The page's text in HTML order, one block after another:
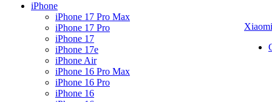
iPhone
iPhone 17 Pro Max
iPhone 17 Pro
iPhone 17
iPhone 17e
iPhone Air
iPhone 16 Pro Max
iPhone 16 Pro
iPhone 16
Xiaomi